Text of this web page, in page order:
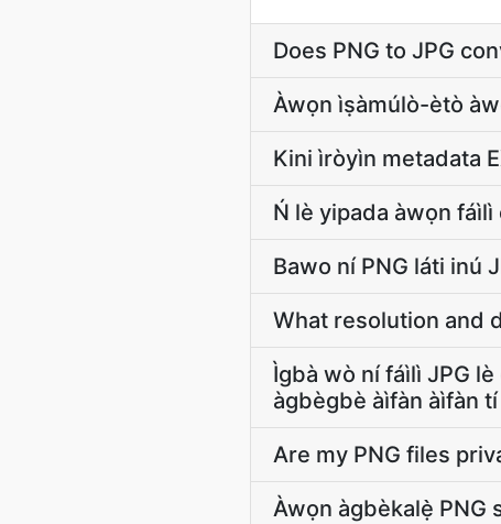
Does PNG to JPG
Àwọn ìṣàmúlò-ètò
Kini ìròyìn metadata
Ń lè yipada àwọn fáìlì
Bawo ní PNG láti inú
What resolution and
Ìgbà wò ní fáìlì JPG
àgbègbè àìfàn àìfàn tí
Are my PNG files
Àwọn àgbèkalẹ̀ PNG